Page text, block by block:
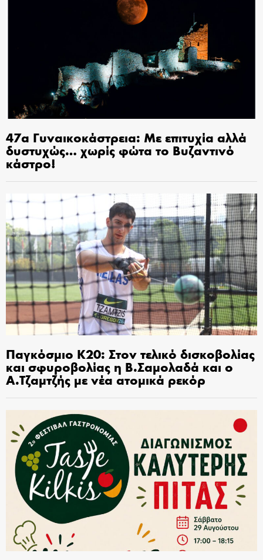
47α Γυναικοκάστρεια: Με επιτυχία αλλά
δυστυχώς… χωρίς φώτα το Βυζαντινό
κάστρο!
Παγκόσμιο Κ20: Στον τελικό δισκοβολίας
και σφυροβολίας η Β.Σαμολαδά και ο
Α.Τζαμτζής με νέα ατομικά ρεκόρ